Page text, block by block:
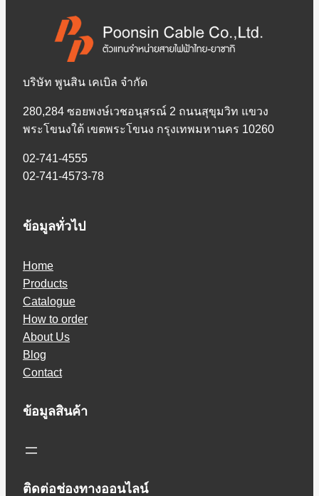
บริษัท พูนสิน เคเบิล จำกัด
280,284 ซอยพงษ์เวชอนุสรณ์ 2 ถนนสุขุมวิท แขวง
พระโขนงใต้ เขตพระโขนง กรุงเทพมหานคร 10260
02-741-4555
02-741-4573-78
ข้อมูลทั่วไป
Home
Products
Catalogue
How to order
About Us
Blog
Contact
ข้อมูลสินค้า
ติดต่อช่องทางออนไลน์